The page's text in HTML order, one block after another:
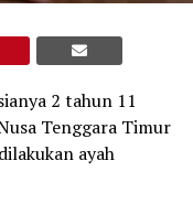
2 tahun 11
Tenggara Timur
ayah